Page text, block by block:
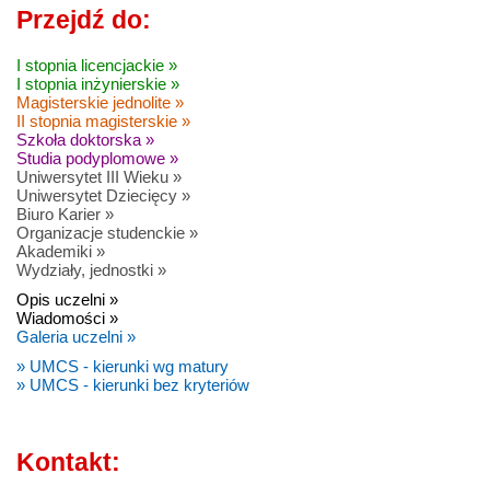
Przejdź do:
I stopnia licencjackie »
I stopnia inżynierskie »
Magisterskie jednolite »
II stopnia magisterskie »
Szkoła doktorska »
Studia podyplomowe »
Uniwersytet III Wieku »
Uniwersytet Dziecięcy »
Biuro Karier »
Organizacje studenckie »
Akademiki »
Wydziały, jednostki »
Opis uczelni »
Wiadomości »
Galeria uczelni »
» UMCS - kierunki wg matury
» UMCS - kierunki bez kryteriów
Kontakt: